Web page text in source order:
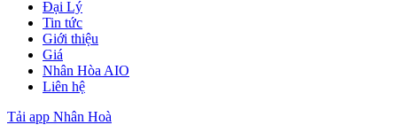
Đại Lý
Tin tức
Giới thiệu
Giá
Nhân Hòa AIO
Liên hệ
Tải app Nhân Hoà